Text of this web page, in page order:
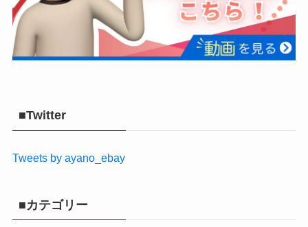
■Twitter
Tweets by ayano_ebay
■カテゴリー